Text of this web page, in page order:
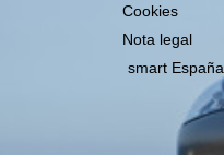
Cookies
Nota legal
smart España